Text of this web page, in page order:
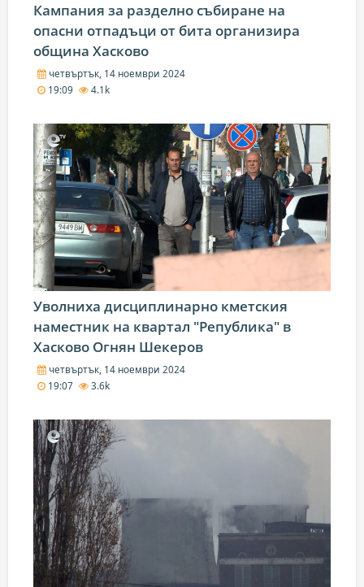
Кампания за разделно събиране на
опасни отпадъци от бита организира
община Хасково
четвъртък, 14 ноември 2024
19:09
4.1k
Уволниха дисциплинарно кметския
наместник на квартал "Република" в
Хасково Огнян Шекеров
четвъртък, 14 ноември 2024
19:07
3.6k